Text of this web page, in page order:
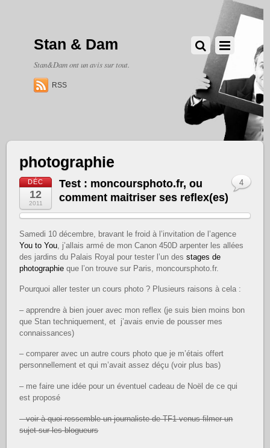
Stan & Dam
Stan&Dam ont un avis sur tout.
RSS
photographie
DÉC
12
2011
Test : moncoursphoto.fr, ou
comment maitriser ses reflex(es)
Samedi 10 décembre, bravant le froid à l’invitation de l’agence
You to You , j’allais armé de mon Canon 450D arpenter les allées
des jardins du Palais Royal pour tester l’un desstages de
photographie que l’on trouve sur Paris, moncoursphoto.fr.
Pourquoi aller tester un cours photo ? Plusieurs raisons à cela :
– apprendre à bien jouer avec mon reflex (je suis bien moins bon
que Stan techniquement, et j’avais envie de pousser mes
connaissances)
– comparer avec un autre cours photo que je m’étais offert
personnellement et qui m’avait assez déçu (voir plus bas)
– me faire une idée pour un éventuel cadeau de Noël de ce qui
est proposé
– voir à quoi ressemble un journaliste de TF1 venus filmer un
sujet sur les blogueurs
4